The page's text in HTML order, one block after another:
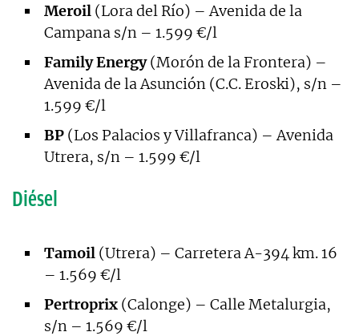
Meroil (Lora del Río) – Avenida de la
Campana s/n – 1.599 €/l
Family Energy(Morón de la Frontera) –
Avenida de la Asunción (C.C. Eroski), s/n –
1.599 €/l
BP (Los Palacios y Villafranca) – Avenida
Utrera, s/n – 1.599 €/l
Diésel
Tamoil (Utrera) – Carretera A-394 km. 16
– 1.569 €/l
Pertroprix (Calonge) – Calle Metalurgia,
s/n – 1.569 €/l